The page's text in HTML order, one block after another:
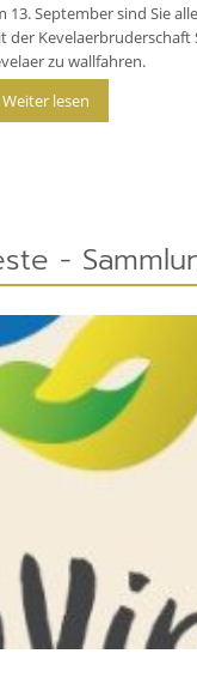
13. September sind Sie
der
zu wallfahren.
Weiter lesen
-